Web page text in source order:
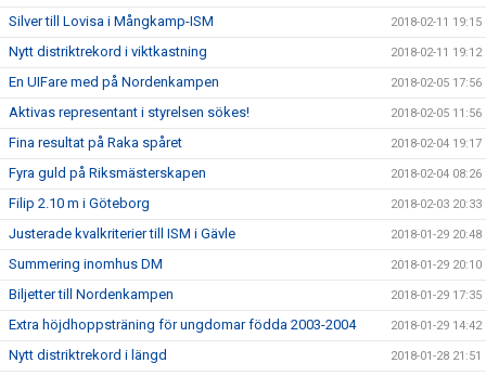
Silver till Lovisa i Mångkamp-ISM 2018-02-11 19:15
Nytt distriktrekord i viktkastning 2018-02-11 19:12
En UIFare med på Nordenkampen 2018-02-05 17:56
Aktivas representant i styrelsen sökes! 2018-02-05 11:56
Fina resultat på Raka spåret 2018-02-04 19:17
Fyra guld på Riksmästerskapen 2018-02-04 08:26
Filip 2.10 m i Göteborg 2018-02-03 20:33
Justerade kvalkriterier till ISM i Gävle 2018-01-29 20:48
Summering inomhus DM 2018-01-29 20:10
Biljetter till Nordenkampen 2018-01-29 17:35
Extra höjdhoppsträning för ungdomar födda 2003-2004 2018-01-29 14:42
Nytt distriktrekord i längd 2018-01-28 21:51